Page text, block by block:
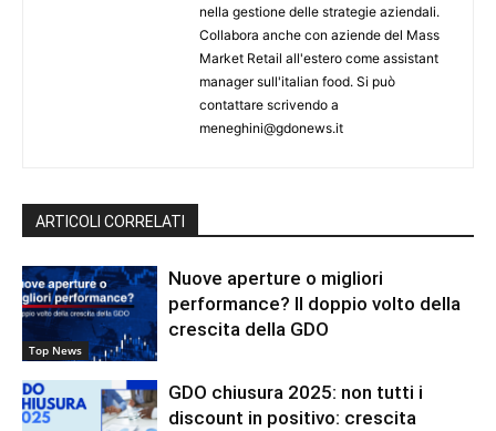
nella gestione delle strategie aziendali.
Collabora anche con aziende del Mass
Market Retail all'estero come assistant
manager sull'italian food. Si può
contattare scrivendo a
meneghini@gdonews.it
ARTICOLI CORRELATI
Top News
Nuove aperture o migliori
performance? Il doppio volto della
crescita della GDO
GDO chiusura 2025: non tutti i
discount in positivo: crescita